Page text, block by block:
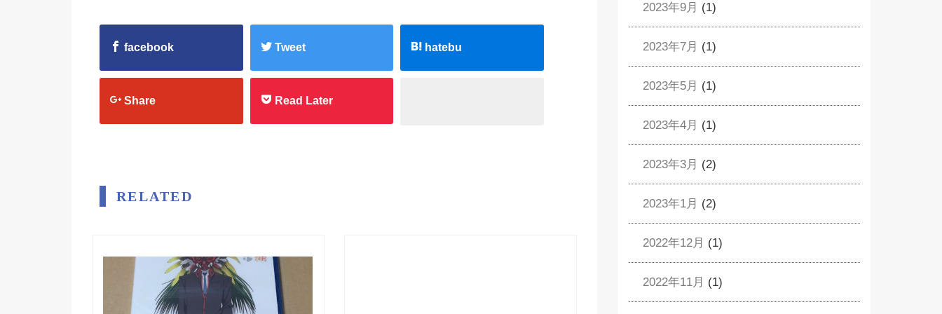
facebook Tweet hatebu
Share Read Later
RELATED
2023年9月 (1)
2023年7月 (1)
2023年5月 (1)
2023年4月 (1)
2023年3月 (2)
2023年1月 (2)
2022年12月 (1)
2022年11月 (1)